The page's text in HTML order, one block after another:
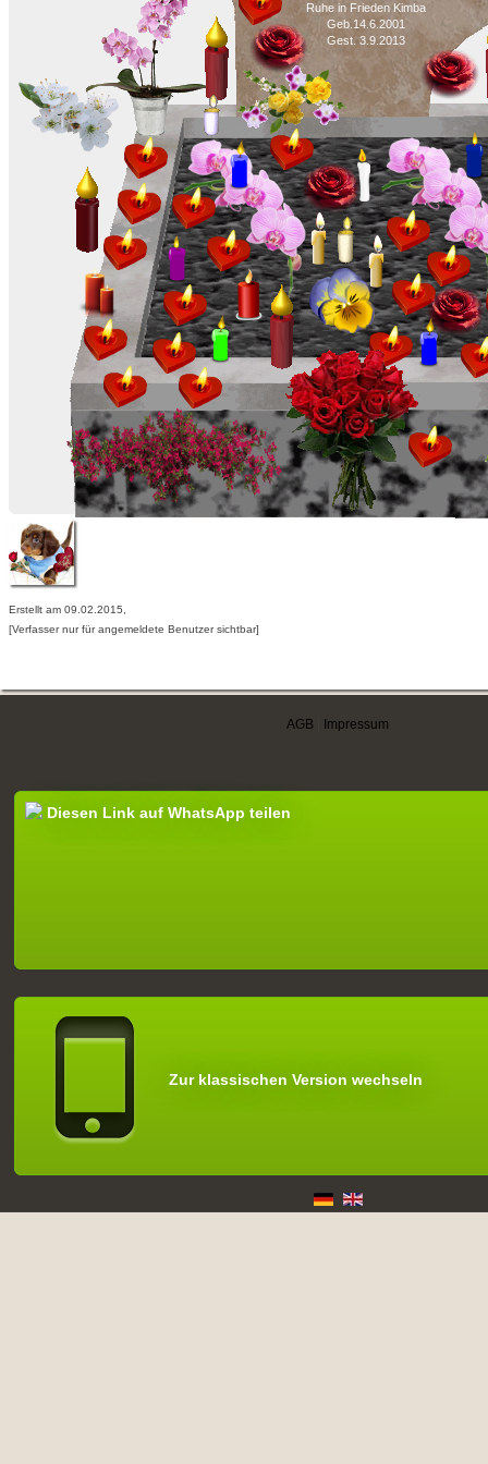
Ruhe in Frieden Kimba
Geb.14.6.2001
Gest. 3.9.2013
Erstellt am 09.02.2015,
[Verfasser nur für angemeldete Benutzer sichtbar]
AGB Impressum
Diesen Link auf WhatsApp teilen
Zur klassischen Version wechseln